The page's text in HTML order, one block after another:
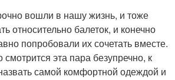
вошли в нашу жизнь, и тоже
относительно балеток, и конечно
попробовали их сочетать вместе.
смотрится эта пара безупречно, к
самой комфортной одеждой и